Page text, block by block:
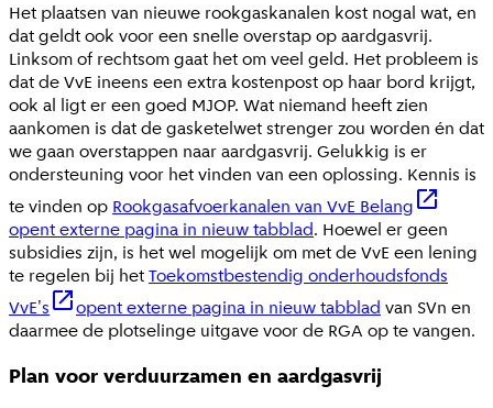
Het plaatsen van nieuwe rookgaskanalen kost nogal wat, en
dat geldt ook voor een snelle overstap op aardgasvrij.
Linksom of rechtsom gaat het om veel geld. Het probleem is
dat de VvE ineens een extra kostenpost op haar bord krijgt,
ook al ligt er een goed MJOP. Wat niemand heeft zien
aankomen is dat de gasketelwet strenger zou worden én dat
we gaan overstappen naar aardgasvrij. Gelukkig is er
ondersteuning voor het vinden van een oplossing. Kennis is
te vinden op Rookgasafvoerkanalen van VvE Belang
opent externe pagina in nieuw tabblad. Hoewel er geen
subsidies zijn, is het wel mogelijk om met de VvE een lening
te regelen bij hetToekomstbestendig onderhoudsfonds
VvE's
opent externe pagina in nieuw tabblad van SVn en
daarmee de plotselinge uitgave voor de RGA op te vangen.
Plan voor verduurzamen en aardgasvrij